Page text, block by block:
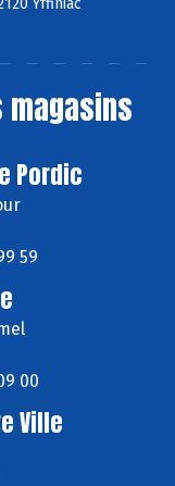
Yffiniac
magasins
Pordic
59
00
Ville